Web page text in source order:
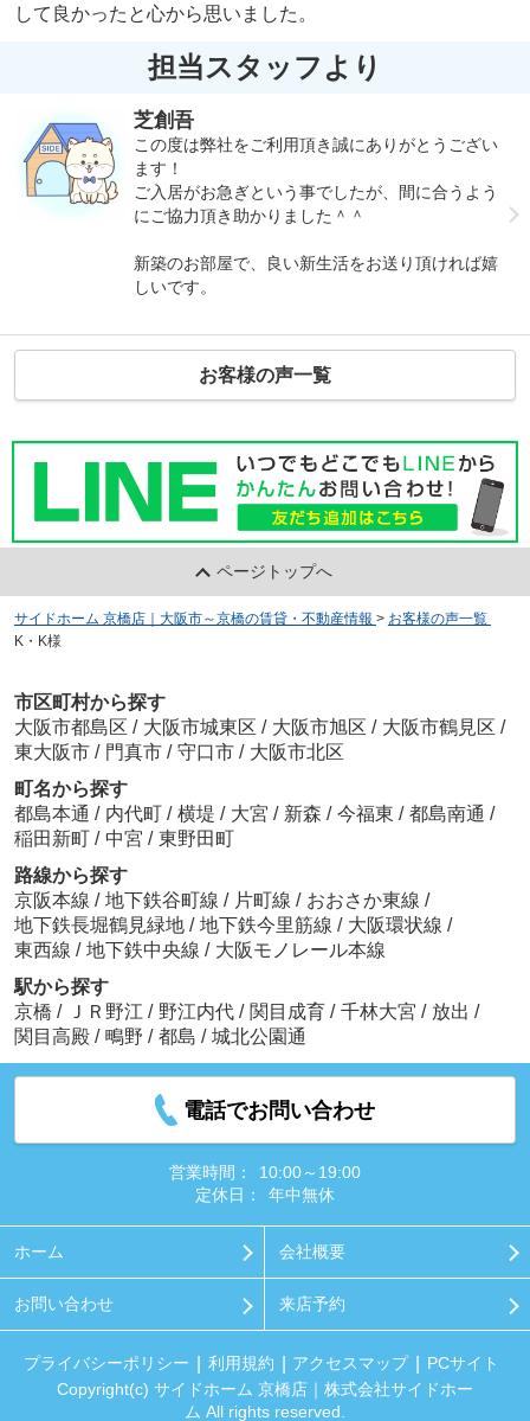
して良かったと心から思いました。
担当スタッフより
芝創吾
この度は弊社をご利用頂き誠にありがとうござい
ます！
ご入居がお急ぎという事でしたが、間に合うよう
にご協力頂き助かりました＾＾
新築のお部屋で、良い新生活をお送り頂ければ嬉
しいです。
お客様の声一覧
ページトップへ
サイドホーム 京橋店｜大阪市～京橋の賃貸・不動産情報 > お客様の声一覧
K・K様
市区町村から探す
大阪市都島区 / 大阪市城東区 / 大阪市旭区 / 大阪市鶴見区 /
東大阪市 / 門真市 / 守口市 / 大阪市北区
町名から探す
都島本通 / 内代町 / 横堤 / 大宮 / 新森 / 今福東 / 都島南通 /
稲田新町 / 中宮 / 東野田町
路線から探す
京阪本線 / 地下鉄谷町線 / 片町線 / おおさか東線 /
地下鉄長堀鶴見緑地 / 地下鉄今里筋線 / 大阪環状線 /
東西線 / 地下鉄中央線 / 大阪モノレール本線
駅から探す
京橋 / ＪＲ野江 / 野江内代 / 関目成育 / 千林大宮 / 放出 /
関目高殿 / 鴫野 / 都島 / 城北公園通
電話でお問い合わせ
営業時間：
10:00～19:00
定休日：
年中無休
ホーム 会社概要
お問い合わせ 来店予約
プライバシーポリシー 利用規約 アクセスマップ
PCサイト
Copyright(c) サイドホーム 京橋店｜株式会社サイドホー
ム All rights reserved.